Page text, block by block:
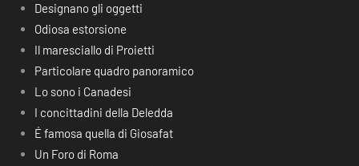
Designano gli oggetti
Odiosa estorsione
Il maresciallo di Proietti
Particolare quadro panoramico
Lo sono i Canadesi
I concittadini della Deledda
É famosa quella di Giosafat
Un Foro di Roma